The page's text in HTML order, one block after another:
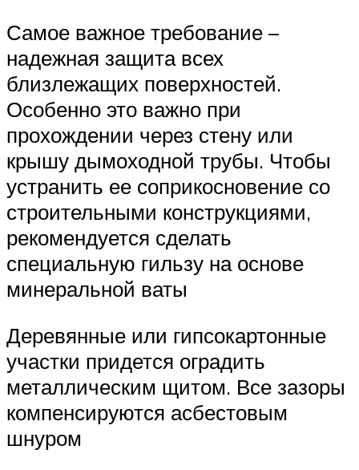
Самое важное требование –
надежная защита всех
близлежащих поверхностей.
Особенно это важно при
прохождении через стену или
крышу дымоходной трубы. Чтобы
устранить ее соприкосновение со
строительными конструкциями,
рекомендуется сделать
специальную гильзу на основе
минеральной ваты
Деревянные или гипсокартонные
участки придется оградить
металлическим щитом. Все зазоры
компенсируются асбестовым
шнуром